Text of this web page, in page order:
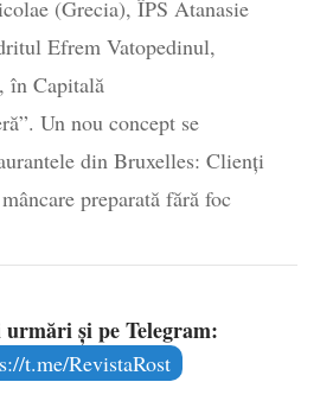
- 27 iulie 2024
(Grecia), ÎPS Atanasie
Efrem Vatopedinul,
în Capitală
Un nou concept se
din Bruxelles: Clienți
preparată fără foc
și pe Telegram:
t.me/RevistaRost